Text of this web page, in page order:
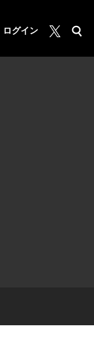
ログイン
月マガ基地
検索